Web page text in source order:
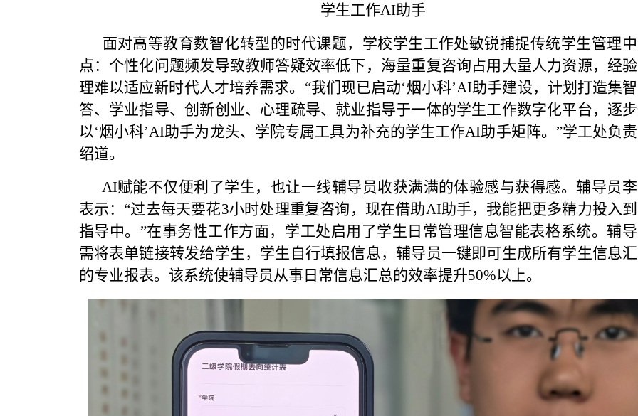
学生工作AI助手
面对高等教育数智化转型的时代课题，学校学生工作处敏锐捕捉传统学生管理
点：个性化问题频发导致教师答疑效率低下，海量重复咨询占用大量人力资源，经
理难以适应新时代人才培养需求。“我们现已启动‘烟小科’AI助手建设，计划打造集
答、学业指导、创新创业、心理疏导、就业指导于一体的学生工作数字化平台，逐
以‘烟小科’AI助手为龙头、学院专属工具为补充的学生工作AI助手矩阵。”学工处负
绍道。
AI赋能不仅便利了学生，也让一线辅导员收获满满的体验感与获得感。辅导员
表示：“过去每天要花3小时处理重复咨询，现在借助AI助手，我能把更多精力投入
指导中。”在事务性工作方面，学工处启用了学生日常管理信息智能表格系统。辅
需将表单链接转发给学生，学生自行填报信息，辅导员一键即可生成所有学生信息
的专业报表。该系统使辅导员从事日常信息汇总的效率提升50%以上。